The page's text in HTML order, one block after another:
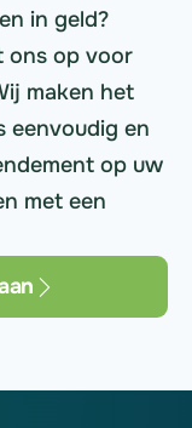
in geld?
ons op voor
maken het
eenvoudig en
op uw
met een